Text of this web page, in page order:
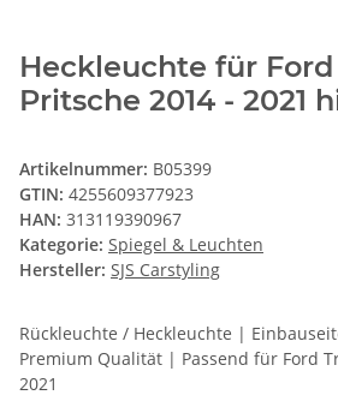
Heckleuchte für
Pritsche 2014 - 2021
Artikelnummer: B05399
GTIN: 4255609377923
HAN: 313119390967
Kategorie: Spiegel & Leuchten
Hersteller: SJS Carstyling
Rückleuchte / Heckleuchte |
Premium Qualität | Passend für Ford
2021